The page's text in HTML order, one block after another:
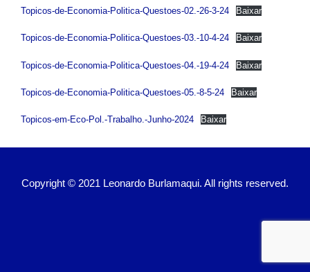
Topicos-de-Economia-Politica-Questoes-02.-26-3-24 Baixar
Topicos-de-Economia-Politica-Questoes-03.-10-4-24 Baixar
Topicos-de-Economia-Politica-Questoes-04.-19-4-24 Baixar
Topicos-de-Economia-Politica-Questoes-05.-8-5-24 Baixar
Topicos-em-Eco-Pol.-Trabalho.-Junho-2024 Baixar
Copyright © 2021 Leonardo Burlamaqui. All rights reserved.